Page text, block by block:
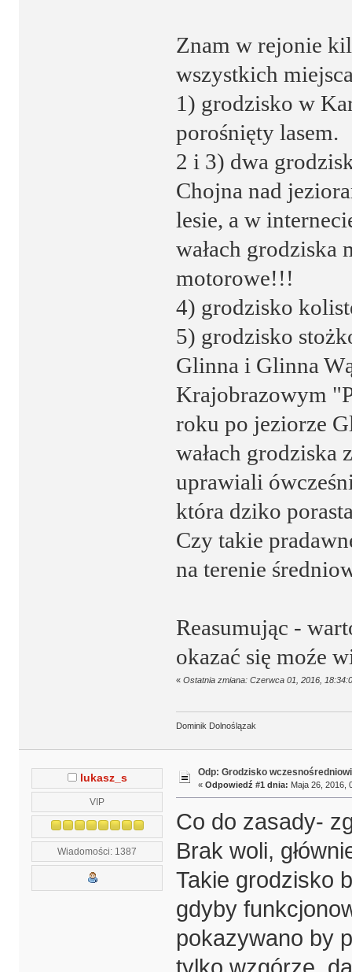
Znam w rejonie
wszystkich
1) grodzisko w
porośnięty lasem.
2 i 3) dwa
Chojna nad
lesie, a w
wałach grodziska
motorowe!!!
4) grodzisko
5) grodzisko
Glinna i Glinna
Krajobrazowym
roku po jeziorze
wałach grodziska
uprawiali
która dziko
Czy takie
na terenie
Reasumując -
okazać się moźe
« Ostatnia zmiana: Czerwca 01, 2016,
Dominik Dolnoślązak
lukasz_s
VIP
Wiadomości: 1387
Odp: Grodzisko
« Odpowiedź #1 dnia: Maja 26, 2016,
Co do zasady-
Brak woli,
Takie grodzisko
gdyby
pokazywano by